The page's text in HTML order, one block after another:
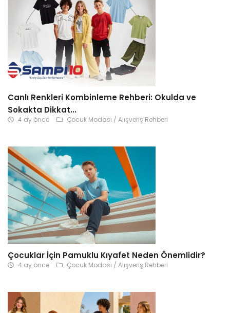
Canlı Renkleri Kombinleme Rehberi: Okulda ve
Sokakta Dikkat...
4 ay önce Çocuk Modası / Alışveriş Rehberi
Çocuklar İçin Pamuklu Kıyafet Neden Önemlidir?
4 ay önce Çocuk Modası / Alışveriş Rehberi